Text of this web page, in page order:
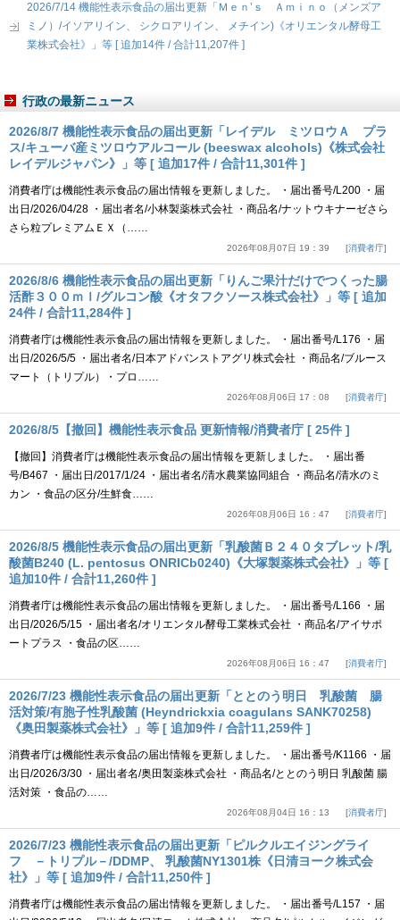
2026/7/14 機能性表示食品の届出更新「Ｍｅｎ’ｓ Ａｍｉｎｏ（メンズア
ミノ）/イソアリイン、 シクロアリイン、 メチイン)《オリエンタル酵母工
業株式会社》」等 [ 追加14件 / 合計11,207件 ]
行政の最新ニュース
2026/8/7 機能性表示食品の届出更新「レイデル ミツロウＡ プラ
ス/キューバ産ミツロウアルコール (beeswax alcohols)《株式会社
レイデルジャパン》」等 [ 追加17件 / 合計11,301件 ]
消費者庁は機能性表示食品の届出情報を更新しました。 ・届出番号/L200 ・届
出日/2026/04/28 ・届出者名/小林製薬株式会社 ・商品名/ナットウキナーゼさら
さら粒プレミアムＥＸ（……
2026年08月07日 19：39 消費者庁
2026/8/6 機能性表示食品の届出更新「りんご果汁だけでつくった腸
活酢３００ｍｌ/グルコン酸《オタフクソース株式会社》」等 [ 追加
24件 / 合計11,284件 ]
消費者庁は機能性表示食品の届出情報を更新しました。 ・届出番号/L176 ・届
出日/2026/5/5 ・届出者名/日本アドバンストアグリ株式会社 ・商品名/ブルース
マート（トリプル）・プロ……
2026年08月06日 17：08 消費者庁
2026/8/5【撤回】機能性表示食品 更新情報/消費者庁 [ 25件 ]
【撤回】消費者庁は機能性表示食品の届出情報を更新しました。 ・届出番
号/B467 ・届出日/2017/1/24 ・届出者名/清水農業協同組合 ・商品名/清水のミ
カン ・食品の区分/生鮮食……
2026年08月06日 16：47 消費者庁
2026/8/5 機能性表示食品の届出更新「乳酸菌Ｂ２４０タブレット/乳
酸菌B240 (L. pentosus ONRICb0240)《大塚製薬株式会社》」等 [
追加10件 / 合計11,260件 ]
消費者庁は機能性表示食品の届出情報を更新しました。 ・届出番号/L166 ・届
出日/2026/5/15 ・届出者名/オリエンタル酵母工業株式会社 ・商品名/アイサポ
ートプラス ・食品の区……
2026年08月06日 16：47 消費者庁
2026/7/23 機能性表示食品の届出更新「ととのう明日 乳酸菌 腸
活対策/有胞子性乳酸菌 (Heyndrickxia coagulans SANK70258)
《奥田製薬株式会社》」等 [ 追加9件 / 合計11,259件 ]
消費者庁は機能性表示食品の届出情報を更新しました。 ・届出番号/K1166 ・届
出日/2026/3/30 ・届出者名/奥田製薬株式会社 ・商品名/ととのう明日 乳酸菌 腸
活対策 ・食品の……
2026年08月04日 16：13 消費者庁
2026/7/23 機能性表示食品の届出更新「ピルクルエイジングライ
フ －トリプル－/DDMP、 乳酸菌NY1301株《日清ヨーク株式会
社》」等 [ 追加9件 / 合計11,250件 ]
消費者庁は機能性表示食品の届出情報を更新しました。 ・届出番号/L157 ・届